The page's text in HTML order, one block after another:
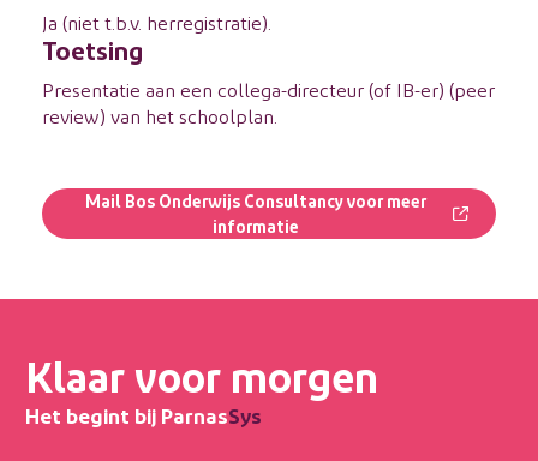
Ja (niet t.b.v. herregistratie).
Toetsing
Presentatie aan een collega-directeur (of IB-er) (peer
review) van het schoolplan.
Mail Bos Onderwijs Consultancy voor meer
informatie
Klaar voor morgen
Het begint bij ParnasSys